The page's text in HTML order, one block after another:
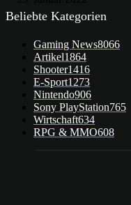
Beliebte Kategorien
Gaming News8066
Artikel1864
Shooter1416
E-Sport1273
Nintendo906
Sony PlayStation765
Wirtschaft634
RPG & MMO608